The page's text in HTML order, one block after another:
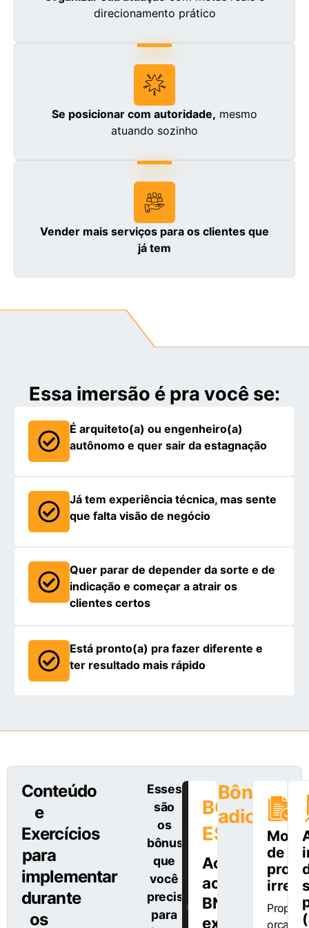
direcionamento prático
Se posicionar com autoridade, mesmo
atuando sozinho
Vender mais serviços para os clientes que
já tem
Essa imersão é pra você se:
É arquiteto(a) ou engenheiro(a)
autônomo e quer sair da estagnação
Já tem experiência técnica, mas sente
que falta visão de negócio
Quer parar de depender da sorte e de
indicação e começar a atrair os
clientes certos
Está pronto(a) pra fazer diferente e
ter resultado mais rápido
Conteúdo
e
Exercícios
para
implementar
durante
os
Esses
são
os
bônus
que
você
precisa
para
BÔNUS
ESPECIAL:
Acesso
ao
BNO
experience
Bônus
de